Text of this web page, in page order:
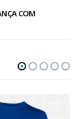
COM